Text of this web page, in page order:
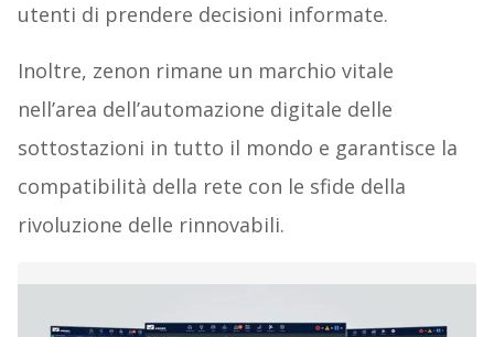
utenti di prendere decisioni informate.
Inoltre, zenon rimane un marchio vitale
nell’area dell’automazione digitale delle
sottostazioni in tutto il mondo e garantisce la
compatibilità della rete con le sfide della
rivoluzione delle rinnovabili.